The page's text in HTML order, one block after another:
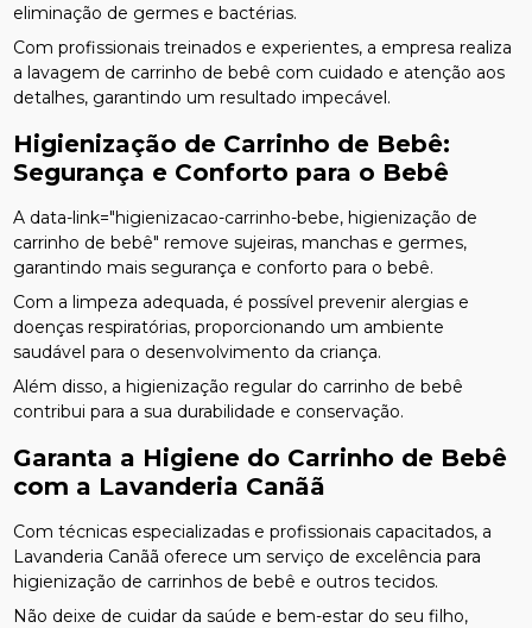
eliminação de germes e bactérias.
Com profissionais treinados e experientes, a empresa realiza
a lavagem de carrinho de bebê com cuidado e atenção aos
detalhes, garantindo um resultado impecável.
Higienização de Carrinho de Bebê:
Segurança e Conforto para o Bebê
A data-link="higienizacao-carrinho-bebe, higienização de
carrinho de bebê" remove sujeiras, manchas e germes,
garantindo mais segurança e conforto para o bebê.
Com a limpeza adequada, é possível prevenir alergias e
doenças respiratórias, proporcionando um ambiente
saudável para o desenvolvimento da criança.
Além disso, a higienização regular do carrinho de bebê
contribui para a sua durabilidade e conservação.
Garanta a Higiene do Carrinho de Bebê
com a Lavanderia Canãã
Com técnicas especializadas e profissionais capacitados, a
Lavanderia Canãã oferece um serviço de excelência para
higienização de carrinhos de bebê e outros tecidos.
Não deixe de cuidar da saúde e bem-estar do seu filho,